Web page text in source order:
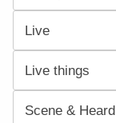
Live
Live things
Scene & Heard